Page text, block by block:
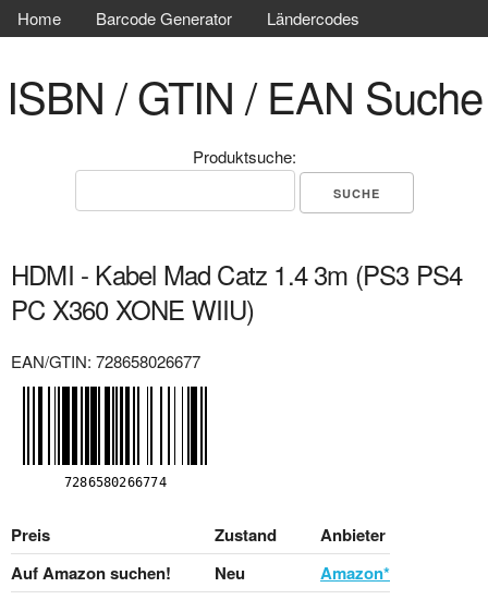
Home Barcode Generator Ländercodes
ISBN / GTIN / EAN Suche
Produktsuche:
HDMI - Kabel Mad Catz 1.4 3m (PS3 PS4
PC X360 XONE WIIU)
EAN/GTIN: 728658026677
Preis Zustand
Anbieter
Auf Amazon suchen!
Neu Amazon*